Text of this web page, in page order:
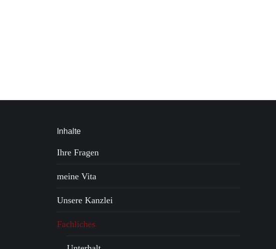
Inhalte
Ihre Fragen
meine Vita
Unsere Kanzlei
Fachliches